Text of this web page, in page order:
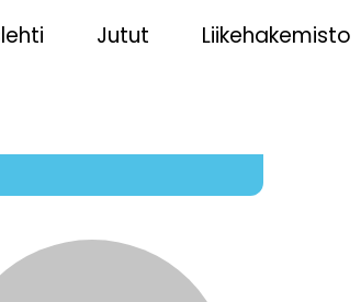
Jutut Liikehakemisto